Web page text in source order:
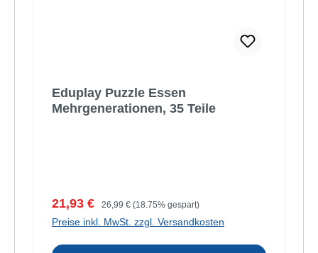
Eduplay Puzzle Essen
Mehrgenerationen, 35 Teile
Verkaufspreis:
21,93 € Regulärer Preis:
26,99 € (18.75% gespart)
Preise inkl. MwSt. zzgl. Versandkosten